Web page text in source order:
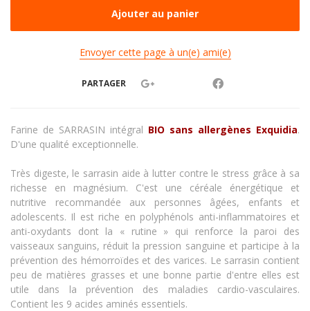
Envoyer cette page à un(e) ami(e)
PARTAGER
Farine de SARRASIN intégral BIO sans allergènes Exquidia.
D'une qualité exceptionnelle.
Très digeste, le sarrasin aide à lutter contre le stress grâce à sa
richesse en magnésium. C'est une céréale énergétique et
nutritive recommandée aux personnes âgées, enfants et
adolescents. Il est riche en polyphénols anti-inflammatoires et
anti-oxydants dont la « rutine » qui renforce la paroi des
vaisseaux sanguins, réduit la pression sanguine et participe à la
prévention des hémorroïdes et des varices. Le sarrasin contient
peu de matières grasses et une bonne partie d'entre elles est
utile dans la prévention des maladies cardio-vasculaires.
Contient les 9 acides aminés essentiels.